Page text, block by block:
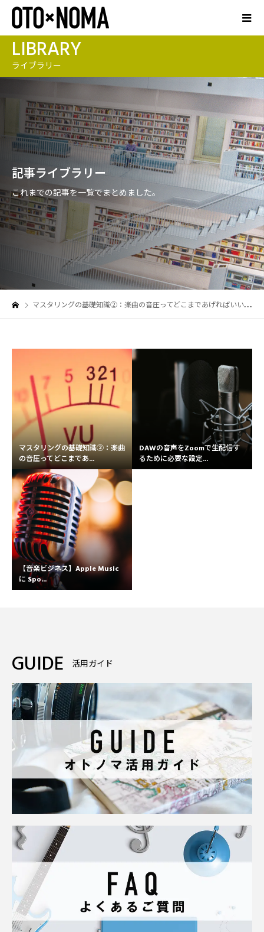
LIBRARY
ライブラリー
記事ライブラリー
これまでの記事を一覧でまとめました。
マスタリングの基礎知識②：楽曲の音圧ってどこまであげればいいの？音量・音圧に対する理解を深めよう！
マスタリングの基礎知識②：楽曲
の音圧ってどこまであ...
DAWの音声をZoomで生配信す
るために必要な設定...
【音楽ビジネス】Apple Music
に Spo...
GUIDE 活用ガイド